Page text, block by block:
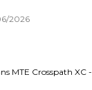
2026
MTE Crosspath XC -